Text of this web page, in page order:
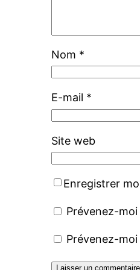
Nom *
E-mail *
Site web
Enregistrer
Prévenez-
Prévenez-